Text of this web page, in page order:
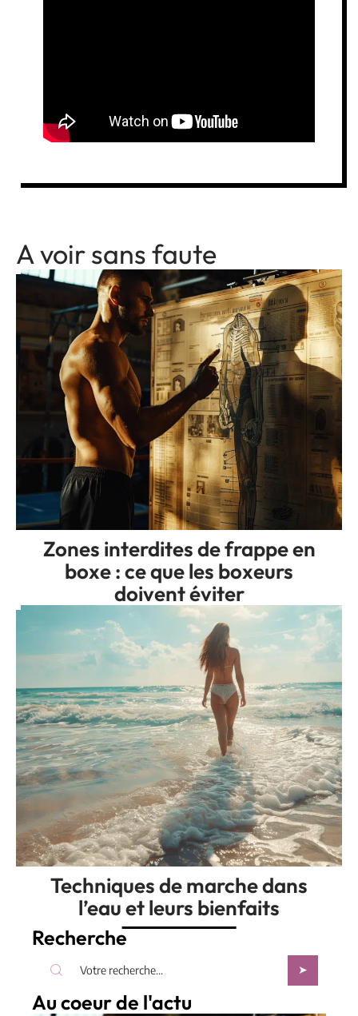
A voir sans faute
Zones interdites de frappe en
boxe : ce que les boxeurs
doivent éviter
Techniques de marche dans
l’eau et leurs bienfaits
Recherche
Au coeur de l'actu